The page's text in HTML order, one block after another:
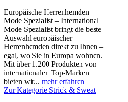
Europäische Herrenhemden |
Mode Spezialist – International
Mode Spezialist bringt die beste
Auswahl europäischer
Herrenhemden direkt zu Ihnen –
egal, wo Sie in Europa wohnen.
Mit über 1.200 Produkten von
internationalen Top-Marken
bieten wir... mehr erfahren
Zur Kategorie Strick & Sweat